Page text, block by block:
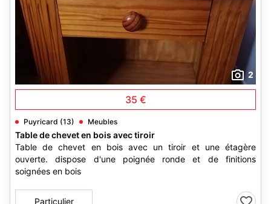
2
35 €
Puyricard (13) Meubles
Table de chevet en bois avec tiroir
Table de chevet en bois avec un tiroir et une étagère
ouverte. dispose d'une poignée ronde et de finitions
soignées en bois
Particulier